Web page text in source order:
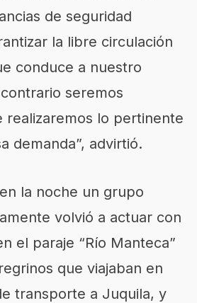
de seguridad
la libre circulación
conduce a nuestro
seremos
realizaremos lo pertinente
demanda”, advirtió.
la noche un grupo
volvió a actuar con
el paraje “Río Manteca”
que viajaban en
transporte a Juquila, y